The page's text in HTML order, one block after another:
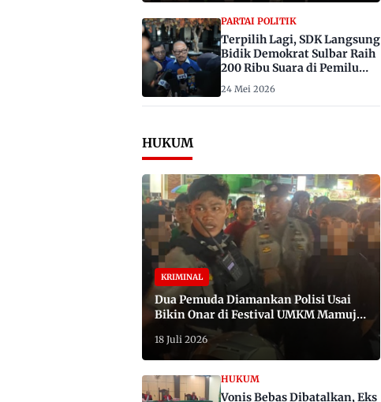
PARTAI POLITIK
Terpilih Lagi, SDK Langsung
Bidik Demokrat Sulbar Raih
200 Ribu Suara di Pemilu
2029
24 Mei 2026
HUKUM
KRIMINAL
Dua Pemuda Diamankan Polisi Usai
Bikin Onar di Festival UMKM Mamuju,
Satu Bawa Badik
18 Juli 2026
HUKUM
Vonis Bebas Dibatalkan, Eks